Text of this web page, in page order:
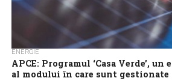
ENERGIE
APCE: Programul ‘Casa Verde’, un
al modului în care sunt